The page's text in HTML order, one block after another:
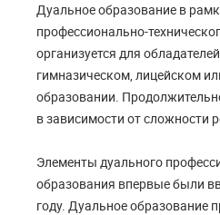
Дуальное образование в
профессионально-
организуется для
гимназическом, лицейском
образовании.
в зависимости от сложности
Элементы дуального
образования впервые были
году. Дуальное образование